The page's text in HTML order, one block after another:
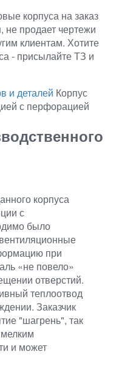
корпуса на заказ
не продает чертежи
клиентам. Хотите
- присылайте ТЗ и
и деталей Корпус
с перфорацией
корпуса
с
было
при
«не повело»
отверстий.
теплоотвод
Заказчик
"шагрень", так
и может